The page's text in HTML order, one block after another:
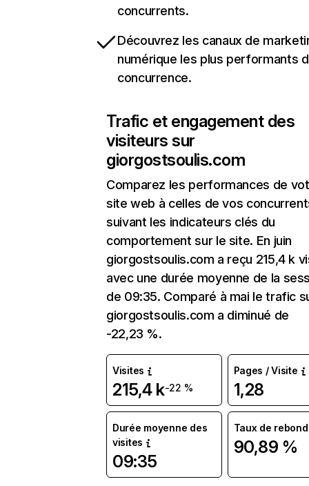
concurrents.
Découvrez les canaux de
numérique les plus performants
concurrence.
Trafic et engagement des
visiteurs sur
giorgostsoulis.com
Comparez les performances de
site web à celles de vos
suivant les indicateurs clés du
comportement sur le site. En juin
giorgostsoulis.com a reçu 215,4 k
avec une durée moyenne de la
de 09:35. Comparé à mai le trafic
giorgostsoulis.com a diminué de
-22,23 %.
Visites
215,4 k-22 %
Pages / Visite
1,28
Durée moyenne des
visites
09:35
Taux de rebond
90,89 %